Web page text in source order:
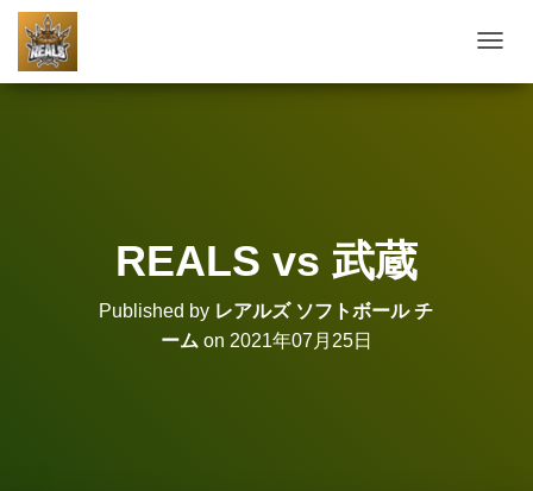
O
REALS vs 武蔵
Published by レアルズ ソフトボール チ
ーム on 2021年07月25日